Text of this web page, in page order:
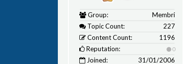
Group:
Membri
Topic Count:
227
Content Count:
1196
Reputation:
0
Joined:
31/01/2006